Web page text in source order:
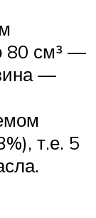
80 см³ —
—
т.е. 5